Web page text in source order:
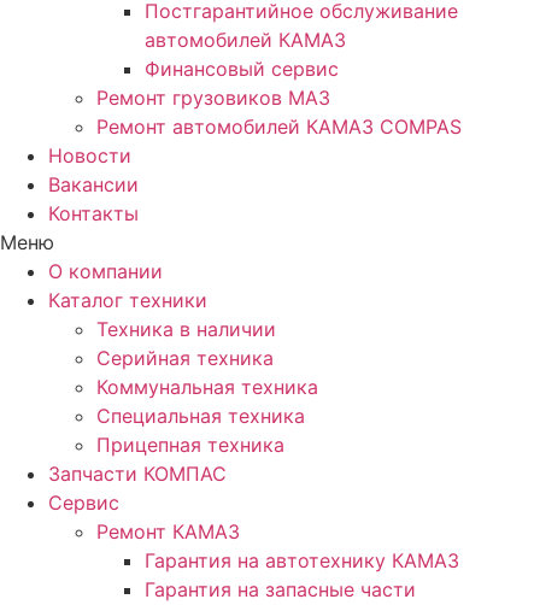
Постгарантийное обслуживание
автомобилей КАМАЗ
Финансовый сервис
Ремонт грузовиков МАЗ
Ремонт автомобилей КАМАЗ COMPAS
Новости
Вакансии
Контакты
Меню
О компании
Каталог техники
Техника в наличии
Серийная техника
Коммунальная техника
Специальная техника
Прицепная техника
Запчасти КОМПАС
Сервис
Ремонт КАМАЗ
Гарантия на автотехнику КАМАЗ
Гарантия на запасные части